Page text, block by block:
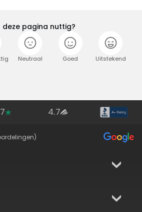
deze pagina nuttig?
Neutraal Goed Uitstekend
4.7